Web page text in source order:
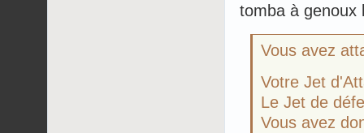
tomba à genoux
Vous avez
Votre Jet
Le Jet de
Vous avez